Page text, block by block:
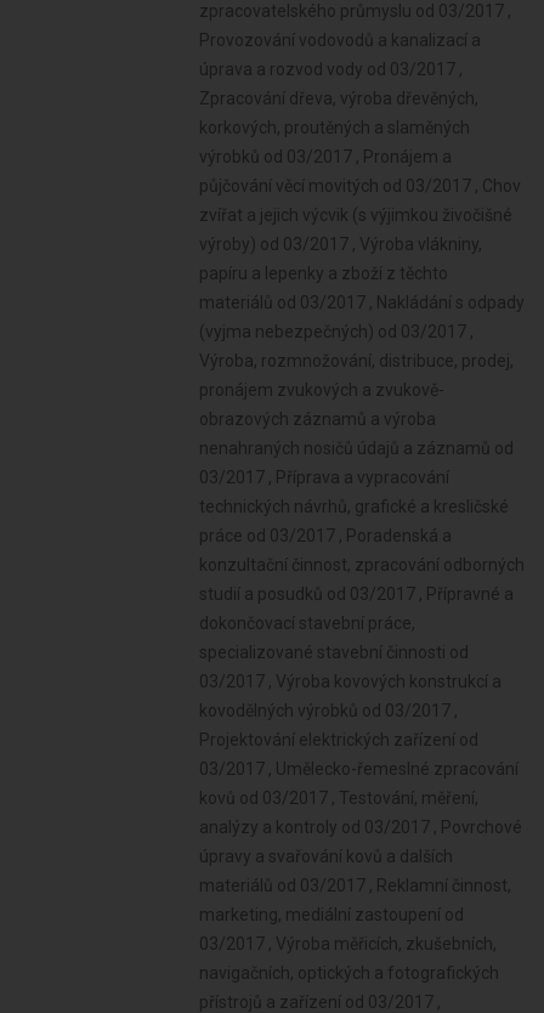
zpracovatelského průmyslu od 03/2017 ,
Provozování vodovodů a kanalizací a
úprava a rozvod vody od 03/2017 ,
Zpracování dřeva, výroba dřevěných,
korkových, proutěných a slaměných
výrobků od 03/2017 , Pronájem a
půjčování věcí movitých od 03/2017 , Chov
zvířat a jejich výcvik (s výjimkou živočišné
výroby) od 03/2017 , Výroba vlákniny,
papíru a lepenky a zboží z těchto
materiálů od 03/2017 , Nakládání s odpady
(vyjma nebezpečných) od 03/2017 ,
Výroba, rozmnožování, distribuce, prodej,
pronájem zvukových a zvukově-
obrazových záznamů a výroba
nenahraných nosičů údajů a záznamů od
03/2017 , Příprava a vypracování
technických návrhů, grafické a kresličské
práce od 03/2017 , Poradenská a
konzultační činnost, zpracování odborných
studií a posudků od 03/2017 , Přípravné a
dokončovací stavební práce,
specializované stavební činnosti od
03/2017 , Výroba kovových konstrukcí a
kovodělných výrobků od 03/2017 ,
Projektování elektrických zařízení od
03/2017 , Umělecko-řemeslné zpracování
kovů od 03/2017 , Testování, měření,
analýzy a kontroly od 03/2017 , Povrchové
úpravy a svařování kovů a dalších
materiálů od 03/2017 , Reklamní činnost,
marketing, mediální zastoupení od
03/2017 , Výroba měřicích, zkušebních,
navigačních, optických a fotografických
přístrojů a zařízení od 03/2017 ,